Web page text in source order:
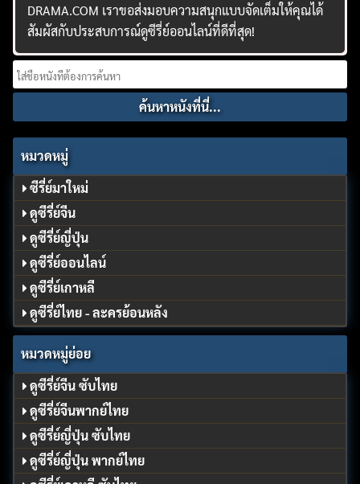
DRAMA.COM เราขอส่งมอบความสนุกแบบจัดเต็มให้คุณได้
สัมผัสกับประสบการณ์ดูซีรี่ย์ออนไลน์ที่ดีที่สุด!
Search
for:
หมวดหมู่
ซีรี่ย์มาใหม่
ดูซีรี่ย์จีน
ดูซีรี่ย์ญี่ปุ่น
ดูซีรี่ย์ออนไลน์
ดูซีรี่ย์เกาหลี
ดูซีรี่ย์ไทย - ละครย้อนหลัง
หมวดหมู่ย่อย
ดูซีรี่ย์จีน ซับไทย
ดูซีรี่ย์จีนพากย์ไทย
ดูซีรี่ย์ญี่ปุ่น ซับไทย
ดูซีรี่ย์ญี่ปุ่น พากย์ไทย